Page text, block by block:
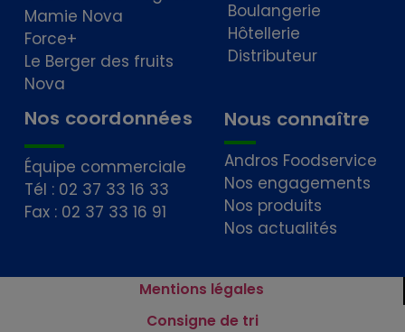
Mamie Nova
Force+
Le Berger des fruits
Nova
Boulangerie
Hôtellerie
Distributeur
Nos coordonnées
Équipe commerciale
Tél : 02 37 33 16 33
Fax : 02 37 33 16 91
Nous connaître
Andros Foodservice
Nos engagements
Nos produits
Nos actualités
Mentions légales
Consigne de tri